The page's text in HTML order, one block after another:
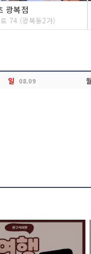
광복점
74 (광복동2가)
일 08.09